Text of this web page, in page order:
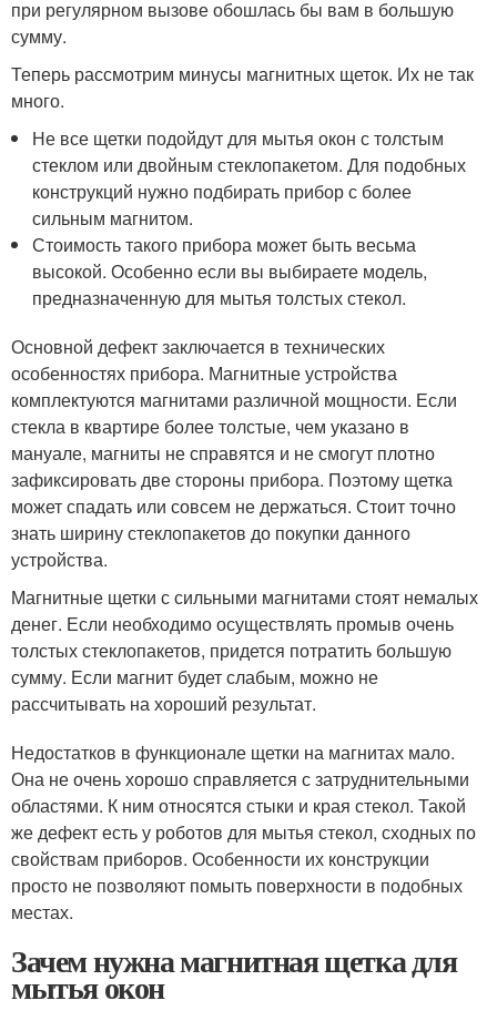
при регулярном вызове обошлась бы вам в большую
сумму.
Теперь рассмотрим минусы магнитных щеток. Их не так
много.
Не все щетки подойдут для мытья окон с толстым
стеклом или двойным стеклопакетом. Для подобных
конструкций нужно подбирать прибор с более
сильным магнитом.
Стоимость такого прибора может быть весьма
высокой. Особенно если вы выбираете модель,
предназначенную для мытья толстых стекол.
Основной дефект заключается в технических
особенностях прибора. Магнитные устройства
комплектуются магнитами различной мощности. Если
стекла в квартире более толстые, чем указано в
мануале, магниты не справятся и не смогут плотно
зафиксировать две стороны прибора. Поэтому щетка
может спадать или совсем не держаться. Стоит точно
знать ширину стеклопакетов до покупки данного
устройства.
Магнитные щетки с сильными магнитами стоят немалых
денег. Если необходимо осуществлять промыв очень
толстых стеклопакетов, придется потратить большую
сумму. Если магнит будет слабым, можно не
рассчитывать на хороший результат.
Недостатков в функционале щетки на магнитах мало.
Она не очень хорошо справляется с затруднительными
областями. К ним относятся стыки и края стекол. Такой
же дефект есть у роботов для мытья стекол, сходных по
свойствам приборов. Особенности их конструкции
просто не позволяют помыть поверхности в подобных
местах.
Зачем нужна магнитная щетка для
мытья окон